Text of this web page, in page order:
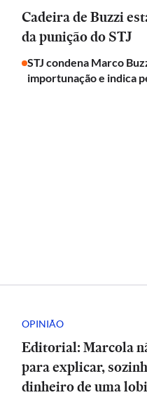
Cadeira de Buzzi
da punição do STJ
STJ condena Marco
importunação e indica
OPINIÃO
Editorial: Marcola
para explicar,
dinheiro de uma